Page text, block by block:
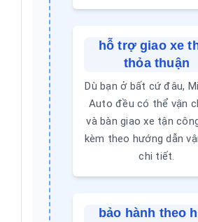
hỗ trợ giao xe
thỏa thuận
Dù bạn ở bất cứ đâu,
Auto đều có thể vận
và bàn giao xe tận
kèm theo hướng dẫn
chi tiết.
bảo hành theo